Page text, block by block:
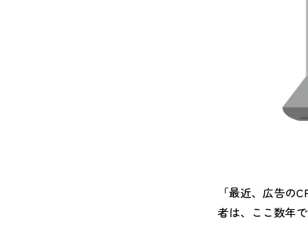
「最近、広告の
者は、ここ数年